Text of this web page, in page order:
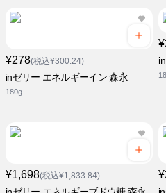
¥278(税込¥300.24)
inゼリー エネルギーイン 森永
180g
¥1,698(税込¥1,833.84)